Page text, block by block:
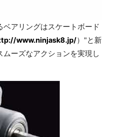
アリングはスケートボード
www.ninjask8.jp/）"と新
ーズなアクションを実現し